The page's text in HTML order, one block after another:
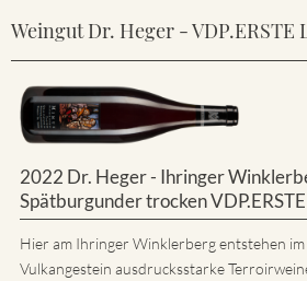
Weingut Dr. Heger - VDP.ERSTE
2022 Dr. Heger - Ihringer
Spätburgunder trocken
Hier am Ihringer Winklerberg entstehen
Vulkangestein ausdrucksstarke